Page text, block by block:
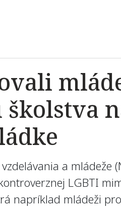
a mládeže
LGBTI
napríklad mládeži